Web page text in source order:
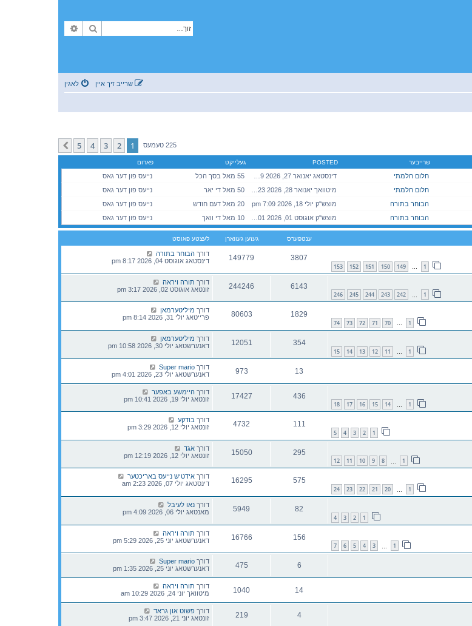
זוך
לאגין שרייב זיך איין
225 טעמעס 1
2
3
4
5
קומענדיגע
שרייבער POSTED געלייקט פארום
חלום חלמתי 55 מאל בסך הכל
נייעס פון דער גאס
חלום חלמתי 50 מאל די יאר
נייעס פון דער גאס
הבוחר בתורה מוצש"ק יולי 18, 2026 7:09 pm 20 מאל דעם חודש
נייעס פון דער גאס
הבוחר בתורה 10 מאל די וואך נייעס פון דער גאס
ענטפערס געזען געווארן לעצטע פאוסט
1
…
149
150
151
152
153
3807
149779 דורך הבוחר בתורה
דינסטאג אוגוסט 04, 2026 8:17 pm
1
242
243
244
245
246
6143
244246 דורך תורה ויראה
זונטאג אוגוסט 02, 2026 3:17 pm
1
…
70
71
72
73
74
1829
80603 דורך מיליטערמאן
פרייטאג יולי 31, 2026 8:14 pm
1
…
11
12
13
14
15
354
12051 דורך מיליטערמאן
דאנערשטאג יולי 30, 2026 10:58 pm
13
973 דורך Super mario
דאנערשטאג יולי 23, 2026 4:01 pm
1
14
15
16
17
18
436
17427 דורך היימשע באפער
זונטאג יולי 19, 2026 10:41 pm
1
2
3
4
5
111
4732 דורך בודקע
זונטאג יולי 12, 2026 3:29 pm
1
8
9
10
11
12
295
15050 דורך אגד
זונטאג יולי 12, 2026 12:19 pm
1
20
21
22
23
24
575
16295 דורך אידטיש נייעס באריכטער
דינסטאג יולי 07, 2026 2:23 am
1
2
3
4
82
5949 דורך נאו לעיבל
מאנטאג יולי 06, 2026 4:09 pm
1
3
4
5
6
7
156
16766 דורך תורה ויראה
דאנערשטאג יוני 25, 2026 5:29 pm
6
475 דורך Super mario
דאנערשטאג יוני 25, 2026 1:35 pm
14
1040 דורך תורה ויראה
מיטוואך יוני 24, 2026 10:29 am
4
219 דורך פשוט און גראד
זונטאג יוני 21, 2026 3:47 pm